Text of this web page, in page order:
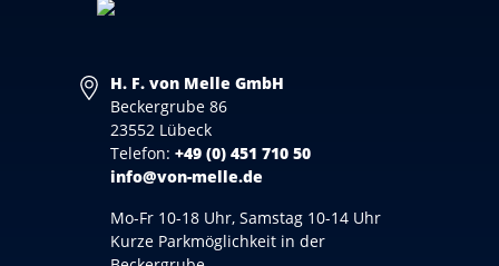
H. F. von Melle GmbH
Beckergrube 86
23552 Lübeck
Telefon: +49 (0) 451 710 50
info@von-melle.de
Mo-Fr 10-18 Uhr, Samstag 10-14 Uhr
Kurze Parkmöglichkeit in der